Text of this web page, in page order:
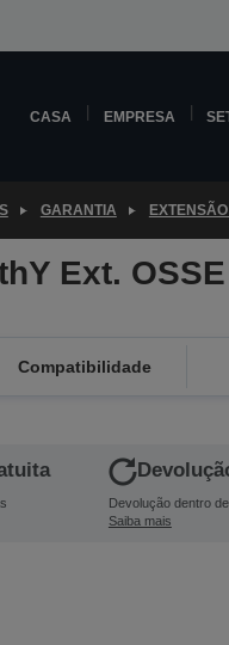
CASA EMPRESA
GARANTIA
Ext.
Compatibilidade
Devolução dentro
Saiba mais